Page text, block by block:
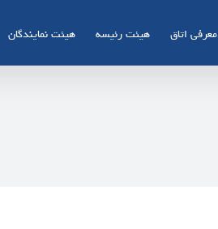
معرفی اتاق هیئت رئیسه هیئت نمایندگان